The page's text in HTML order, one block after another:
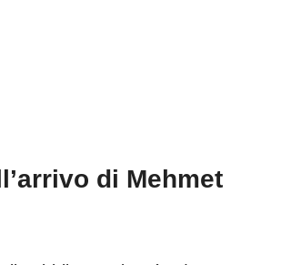
di Mehmet